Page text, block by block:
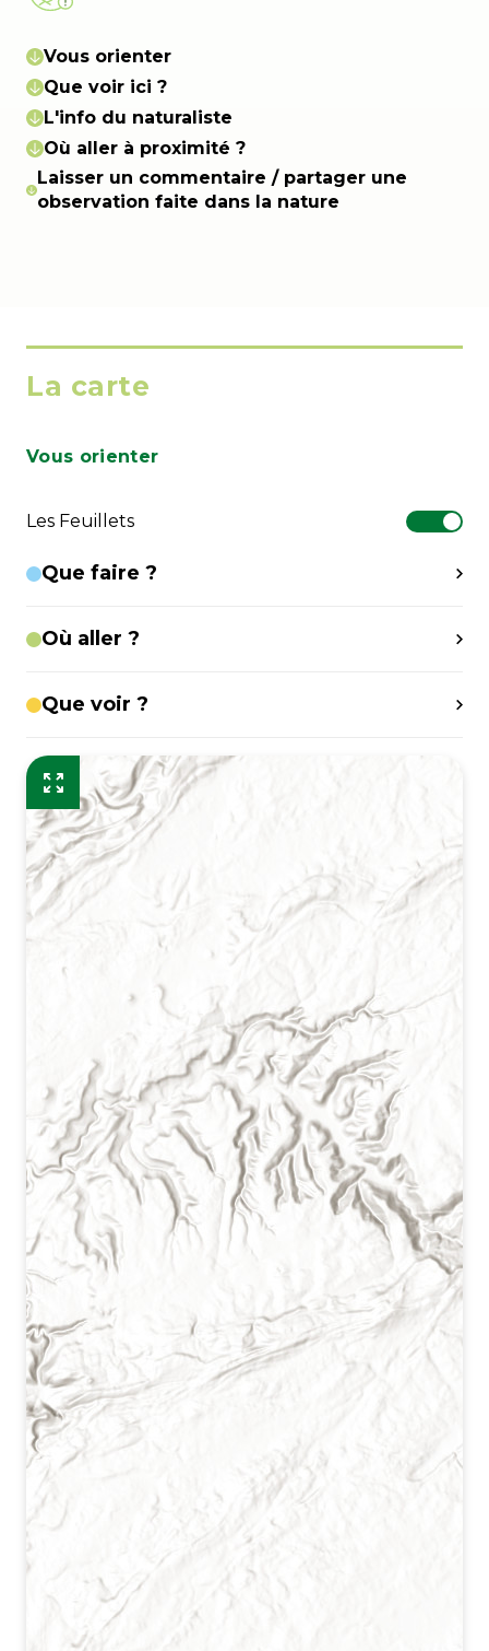
Vous orienter
Que voir ici ?
L'info du naturaliste
Où aller à proximité ?
Laisser un commentaire / partager une
observation faite dans la nature
La carte
Vous orienter
Les Feuillets
Que faire ?
Où aller ?
Que voir ?